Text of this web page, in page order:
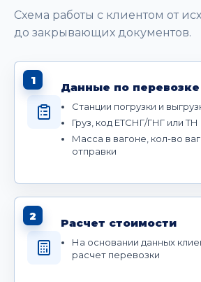
Схема работы с клиентом от
до закрывающих документов.
1
Данные по перевозке
Станции погрузки и
Груз, код ЕТСНГ/ГНГ или
Масса в вагоне, кол-во
отправки
2
Расчет стоимости
На основании данных
расчет перевозки